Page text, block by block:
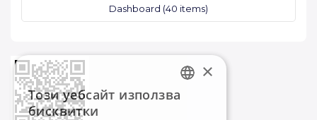
Dashboard (40 items)
BULGARIAN
×
Този уебсайт използва
бисквитки